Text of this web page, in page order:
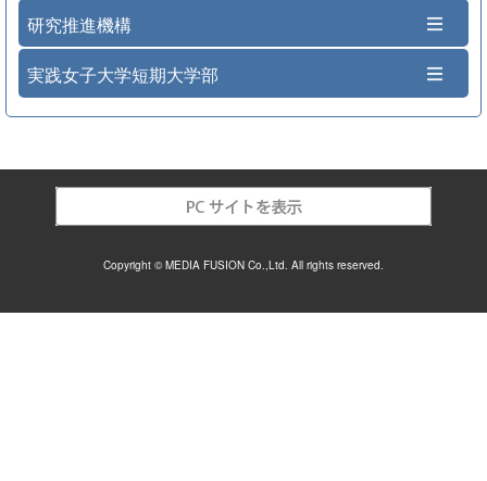
研究推進機構
実践女子大学短期大学部
Copyright © MEDIA FUSION Co.,Ltd. All rights reserved.